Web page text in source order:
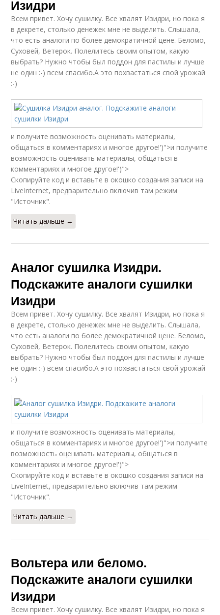
Изидри
Всем привет. Хочу сушилку. Все хвалят Изидри, но пока я
в декрете, столько денежек мне не выделить. Слышала,
что есть аналоги по более демократичной цене. Беломо,
Суховей, Ветерок. Полелитесь своим опытом, какую
выбрать? Нужно чтобы был поддон для пастилы и лучше
не один :-) всем спасибо.А это похвастаться свой урожай
:-)
и получите возможность оценивать материалы,
общаться в комментариях и многое другое!')">и получите
возможность оценивать материалы, общаться в
комментариях и многое другое!')">
Скопируйте код и вставьте в окошко создания записи на
LiveInternet, предварительно включив там режим
"Источник".
Читать дальше →
Аналог сушилка Изидри.
Подскажите аналоги сушилки
Изидри
Всем привет. Хочу сушилку. Все хвалят Изидри, но пока я
в декрете, столько денежек мне не выделить. Слышала,
что есть аналоги по более демократичной цене. Беломо,
Суховей, Ветерок. Полелитесь своим опытом, какую
выбрать? Нужно чтобы был поддон для пастилы и лучше
не один :-) всем спасибо.А это похвастаться свой урожай
:-)
и получите возможность оценивать материалы,
общаться в комментариях и многое другое!')">и получите
возможность оценивать материалы, общаться в
комментариях и многое другое!')">
Скопируйте код и вставьте в окошко создания записи на
LiveInternet, предварительно включив там режим
"Источник".
Читать дальше →
Вольтера или беломо.
Подскажите аналоги сушилки
Изидри
Всем привет. Хочу сушилку. Все хвалят Изидри, но пока я